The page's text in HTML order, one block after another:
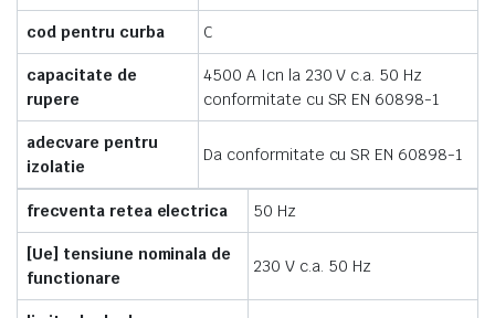
cod pentru curba C
capacitate de
rupere
4500 A Icn la 230 V c.a. 50 Hz
conformitate cu SR EN 60898-1
adecvare pentru
izolatie
Da conformitate cu SR EN 60898-1
frecventa retea electrica 50 Hz
[Ue] tensiune nominala de
functionare
230 V c.a. 50 Hz